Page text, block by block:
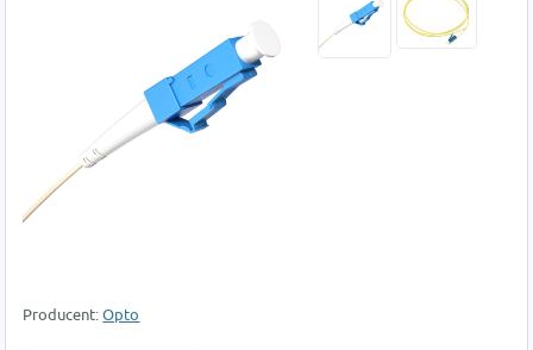
Producent:Opto